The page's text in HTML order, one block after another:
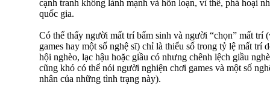
cạnh tranh không lành mạnh và hỗn loạn, vì thế, phá hoại
quốc gia.
Có thể thấy người mất trí bẩm sinh và người “chọn” mất trí
games hay một số nghệ sĩ) chỉ là thiểu số trong tỷ lệ mất trí
hội nghèo, lạc hậu hoặc giầu có nhưng chênh lệch giầu
cũng khó có thể nói người nghiện chơi games và một số
nhân của những tình trạng này).